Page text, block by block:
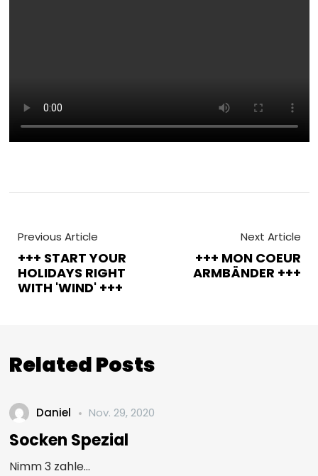
Previous Article
+++ START YOUR
HOLIDAYS RIGHT
WITH 'WIND' +++
Next Article
+++ MON COEUR
ARMBÄNDER +++
Related Posts
Daniel Nov. 29, 2020
Socken Spezial
Nimm 3 zahle...